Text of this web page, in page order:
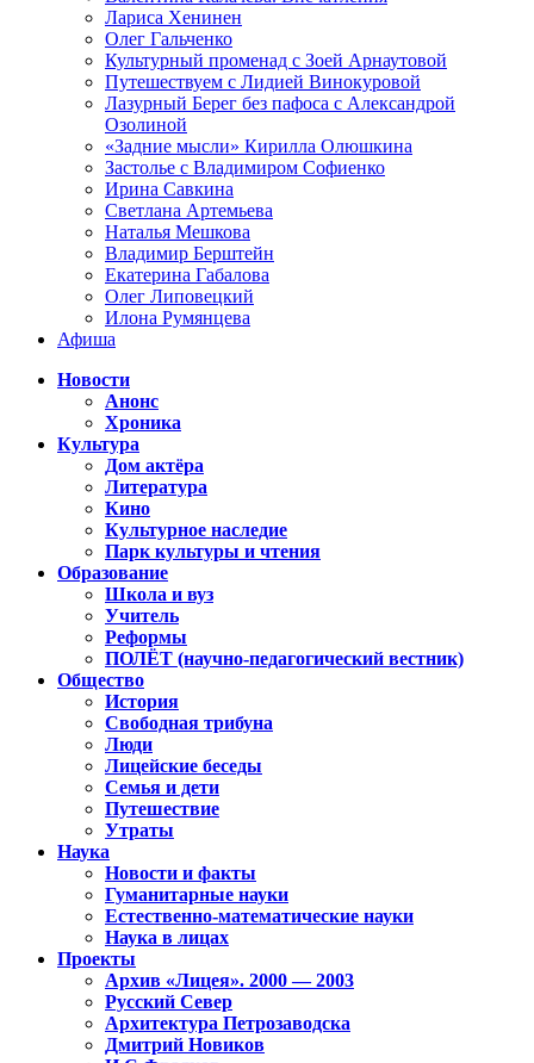
Лариса Хенинен
Олег Гальченко
Культурный променад с Зоей Арнаутовой
Путешествуем с Лидией Винокуровой
Лазурный Берег без пафоса с Александрой
Озолиной
«Задние мысли» Кирилла Олюшкина
Застолье с Владимиром Софиенко
Ирина Савкина
Светлана Артемьева
Наталья Мешкова
Владимир Берштейн
Екатерина Габалова
Олег Липовецкий
Илона Румянцева
Афиша
Новости
Анонс
Хроника
Культура
Дом актёра
Литература
Кино
Культурное наследие
Парк культуры и чтения
Образование
Школа и вуз
Учитель
Реформы
ПОЛЁТ (научно-педагогический вестник)
Общество
История
Свободная трибуна
Люди
Лицейские беседы
Семья и дети
Путешествие
Утраты
Наука
Новости и факты
Гуманитарные науки
Естественно-математические науки
Наука в лицах
Проекты
Архив «Лицея». 2000 — 2003
Русский Север
Архитектура Петрозаводска
Дмитрий Новиков